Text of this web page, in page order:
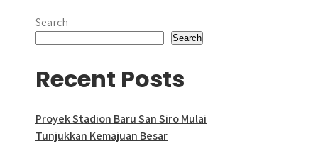
Search
Search
Recent Posts
Proyek Stadion Baru San Siro Mulai
Tunjukkan Kemajuan Besar